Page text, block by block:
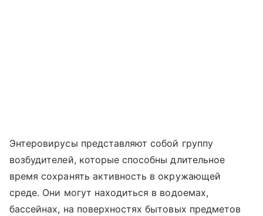
Энтеровирусы представляют собой группу
возбудителей, которые способны длительное
время сохранять активность в окружающей
среде. Они могут находиться в водоемах,
бассейнах, на поверхностях бытовых предметов